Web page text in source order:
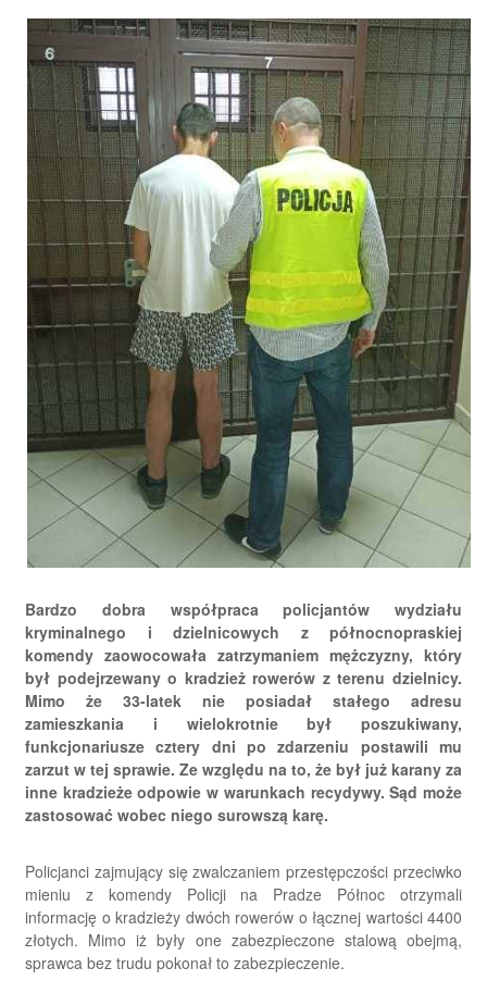
Bardzo dobra współpraca policjantów wydziału
kryminalnego i dzielnicowych z północnopraskiej
komendy zaowocowała zatrzymaniem mężczyzny, który
był podejrzewany o kradzież rowerów z terenu dzielnicy.
Mimo że 33-latek nie posiadał stałego adresu
zamieszkania i wielokrotnie był poszukiwany,
funkcjonariusze cztery dni po zdarzeniu postawili mu
zarzut w tej sprawie. Ze względu na to, że był już karany za
inne kradzieże odpowie w warunkach recydywy. Sąd może
zastosować wobec niego surowszą karę.
Policjanci zajmujący się zwalczaniem przestępczości przeciwko
mieniu z komendy Policji na Pradze Północ otrzymali
informację o kradzieży dwóch rowerów o łącznej wartości 4400
złotych. Mimo iż były one zabezpieczone stalową obejmą,
sprawca bez trudu pokonał to zabezpieczenie.